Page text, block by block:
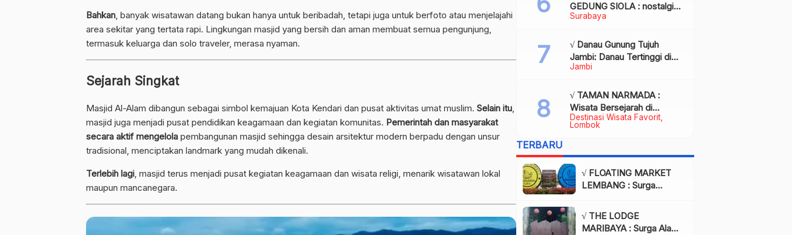
Bahkan , banyak wisatawan datang bukan hanya untuk beribadah, tetapi juga untuk berfoto atau menjelajahi
area sekitar yang tertata rapi. Lingkungan masjid yang bersih dan aman membuat semua pengunjung,
termasuk keluarga dan solo traveler, merasa nyaman.
Sejarah Singkat
Masjid Al-Alam dibangun sebagai simbol kemajuan Kota Kendari dan pusat aktivitas umat muslim. Selain itu
masjid juga menjadi pusat pendidikan keagamaan dan kegiatan komunitas. Pemerintah dan masyarakat
secara aktif mengelola pembangunan masjid sehingga desain arsitektur modern berpadu dengan unsur
tradisional, menciptakan landmark yang mudah dikenali.
Terlebih lagi , masjid terus menjadi pusat kegiatan keagamaan dan wisata religi, menarik wisatawan lokal
maupun mancanegara.
Surabaya
GEDUNG SIOLA : nostalgia
dalam balutan modernitas di
Review & Info
Jambi
√ Danau Gunung Tujuh
Jambi: Danau Tertinggi di
Asia Tenggara, Tiket, Rute,
Destinasi Wisata Favorit
Lombok
√ TAMAN NARMADA :
Wisata Bersejarah di
Lombok yang Memukau
TERBARU
√ FLOATING MARKET
LEMBANG : Surga
di Bandung yang Wajib
Dikunjungi, Info & Harga
√ THE LODGE
MARIBAYA : Surga Alam